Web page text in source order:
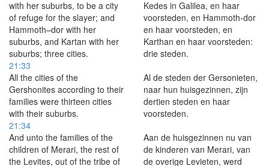
with her suburbs, to be a city
of refuge for the slayer; and
Hammoth–dor with her
suburbs, and Kartan with her
suburbs; three cities.
Kedes in Galilea, en haar
voorsteden, en Hammoth-dor
en haar voorsteden, en
Karthan en haar voorsteden:
drie steden.
21:33
All the cities of the
Gershonites according to their
families were thirteen cities
with their suburbs.
Al de steden der Gersonieten,
naar hun huisgezinnen, zijn
dertien steden en haar
voorsteden.
21:34
And unto the families of the
children of Merari, the rest of
the Levites, out of the tribe of
Aan de huisgezinnen nu van
de kinderen van Merari, van
de overige Levieten, werd